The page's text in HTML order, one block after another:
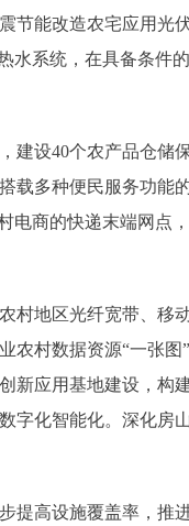
节能改造农宅应用光
水系统，在具备条件
设40个农产品仓储
多种便民服务功能
电商的快递末端网点
地区光纤宽带、移
农村数据资源“一张
应用基地建设，构
化智能化。深化房
高设施覆盖率，推进